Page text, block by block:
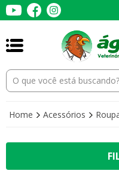
Home Acessórios